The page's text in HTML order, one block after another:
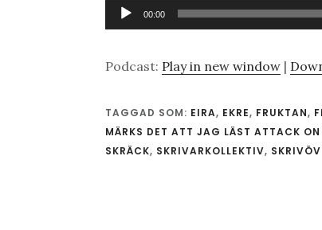
Ljudspelare
00:00
Podcast: Play in new window |
TAGGAD SOM: EIRA, EKRE, FRUKTAN,
MÄRKS DET ATT JAG LÄST ATTACK
SKRÄCK, SKRIVARKOLLEKTIV,